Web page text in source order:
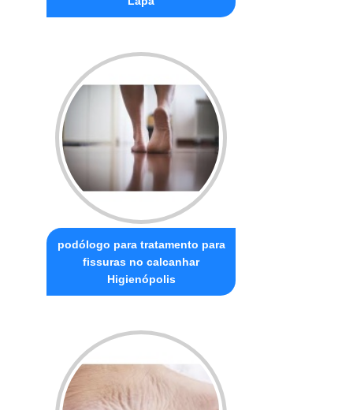
podólogo para tratamento para
fissuras no calcanhar
Higienópolis